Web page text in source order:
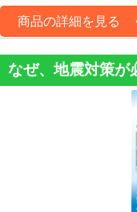
商品の詳細を見る
なぜ、地震対策が